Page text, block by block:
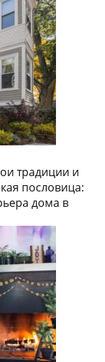
традиции и
пословица:
дома в